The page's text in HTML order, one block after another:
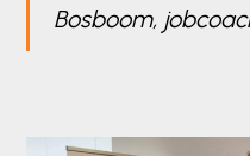
Bosboom,